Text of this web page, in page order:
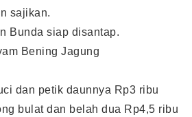
sajikan.
Bunda siap disantap.
Bening Jagung
dan petik daunnya Rp3 ribu
bulat dan belah dua Rp4,5 ribu